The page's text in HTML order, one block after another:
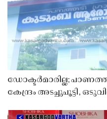
ഡോക്ടർമാരില്ല;
കേന്ദ്രം അടച്ചുപൂട്ടി,